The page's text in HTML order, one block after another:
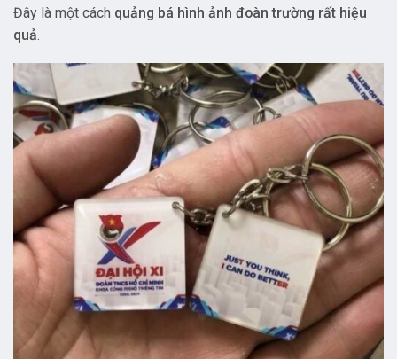
Đây là một cách quảng bá hình ảnh đoàn trường rất hiệu
quả.